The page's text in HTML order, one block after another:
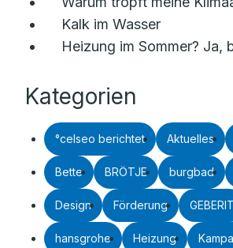
Kalk im Wasser
Heizung im Sommer? Ja,
Kategorien
°celseo berichtet Aktuelles
Bette BRÖTJE burgbad
Design Förderung
hansgrohe Heizung